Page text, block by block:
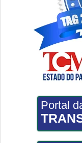
Portal